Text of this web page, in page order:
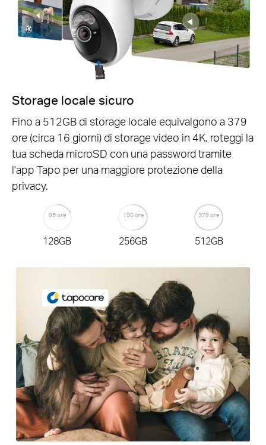
Storage locale sicuro
Fino a 512GB di storage locale equivalgono a 379
ore (circa 16 giorni) di storage video in 4K. roteggi la
tua scheda microSD con una password tramite
l'app Tapo per una maggiore protezione della
privacy.
95 ore
128GB
190 ore
256GB
379 ore
512GB